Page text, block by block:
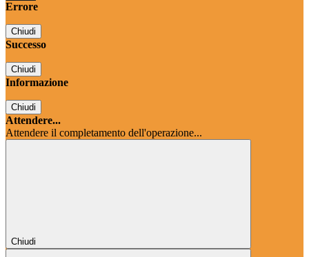
Errore
Chiudi
Successo
Chiudi
Informazione
Chiudi
Attendere...
Attendere il completamento dell'operazione...
Chiudi